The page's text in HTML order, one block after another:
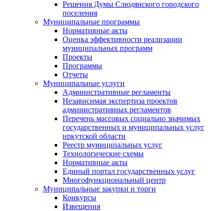
Решения Думы Слюдянского городского
поселения
Муниципальные программы
Нормативные акты
Оценка эффективности реализации
муниципальных программ
Проекты
Программы
Отчеты
Муниципальные услуги
Административные регламенты
Независимая экспертиза проектов
административных регламентов
Перечень массовых социально значимых
государственных и муниципальных услуг
иркутской области
Реестр муниципальных услуг
Технологические схемы
Нормативные акты
Единый портал государственных услуг
Многофункциональный центр
Муниципальные закупки и торги
Конкурсы
Извещения